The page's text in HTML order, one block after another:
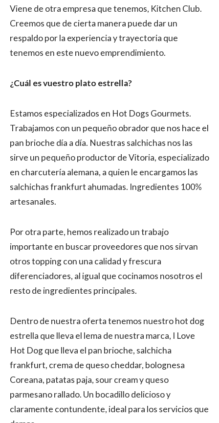
Viene de otra empresa que tenemos, Kitchen Club.
Creemos que de cierta manera puede dar un
respaldo por la experiencia y trayectoria que
tenemos en este nuevo emprendimiento.
¿Cuál es vuestro plato estrella?
Estamos especializados en Hot Dogs Gourmets.
Trabajamos con un pequeño obrador que nos hace el
pan brioche día a día. Nuestras salchichas nos las
sirve un pequeño productor de Vitoria, especializado
en charcutería alemana, a quien le encargamos las
salchichas frankfurt ahumadas. Ingredientes 100%
artesanales.
Por otra parte, hemos realizado un trabajo
importante en buscar proveedores que nos sirvan
otros topping con una calidad y frescura
diferenciadores, al igual que cocinamos nosotros el
resto de ingredientes principales.
Dentro de nuestra oferta tenemos nuestro hot dog
estrella que lleva el lema de nuestra marca, I Love
Hot Dog que lleva el pan brioche, salchicha
frankfurt, crema de queso cheddar, bolognesa
Coreana, patatas paja, sour cream y queso
parmesano rallado. Un bocadillo delicioso y
claramente contundente, ideal para los servicios que